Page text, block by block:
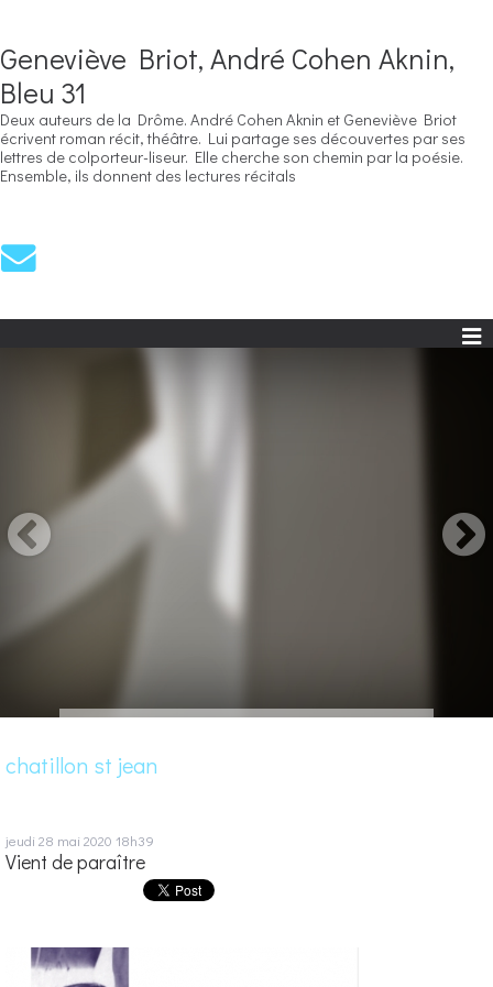
Geneviève Briot, André Cohen Aknin,
Bleu 31
Deux auteurs de la Drôme. André Cohen Aknin et Geneviève Briot
écrivent roman récit, théâtre. Lui partage ses découvertes par ses
lettres de colporteur-liseur. Elle cherche son chemin par la poésie.
Ensemble, ils donnent des lectures récitals
chatillon st jean
jeudi 28 mai 2020 18h39
Vient de paraître